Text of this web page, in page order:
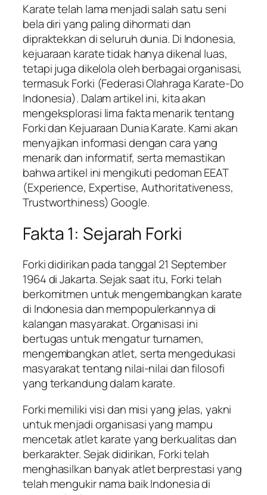
Karate telah lama menjadi salah satu seni
bela diri yang paling dihormati dan
dipraktekkan di seluruh dunia. Di Indonesia,
kejuaraan karate tidak hanya dikenal luas,
tetapi juga dikelola oleh berbagai organisasi,
termasuk Forki (Federasi Olahraga Karate-Do
Indonesia). Dalam artikel ini, kita akan
mengeksplorasi lima fakta menarik tentang
Forki dan Kejuaraan Dunia Karate. Kami akan
menyajikan informasi dengan cara yang
menarik dan informatif, serta memastikan
bahwa artikel ini mengikuti pedoman EEAT
(Experience, Expertise, Authoritativeness,
Trustworthiness) Google.
Fakta 1: Sejarah Forki
Forki didirikan pada tanggal 21 September
1964 di Jakarta. Sejak saat itu, Forki telah
berkomitmen untuk mengembangkan karate
di Indonesia dan mempopulerkannya di
kalangan masyarakat. Organisasi ini
bertugas untuk mengatur turnamen,
mengembangkan atlet, serta mengedukasi
masyarakat tentang nilai-nilai dan filosofi
yang terkandung dalam karate.
Forki memiliki visi dan misi yang jelas, yakni
untuk menjadi organisasi yang mampu
mencetak atlet karate yang berkualitas dan
berkarakter. Sejak didirikan, Forki telah
menghasilkan banyak atlet berprestasi yang
telah mengukir nama baik Indonesia di